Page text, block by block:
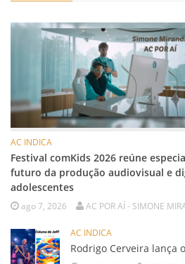
AC INDICA
Festival comKids 2026 reúne
futuro da produção audiovisual e
adolescentes
ago 7, 2026 AC POR AÍ - SIMONE
AC INDICA
Rodrigo Cerveira lança